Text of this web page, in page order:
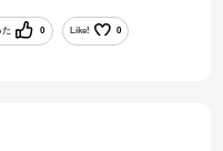
た 0 Like! 0